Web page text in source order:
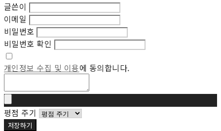
글쓴이
이메일
비밀번호
비밀번호 확인
개인정보 수집 및 이용에 동의합니다.
평점 주기
저장하기